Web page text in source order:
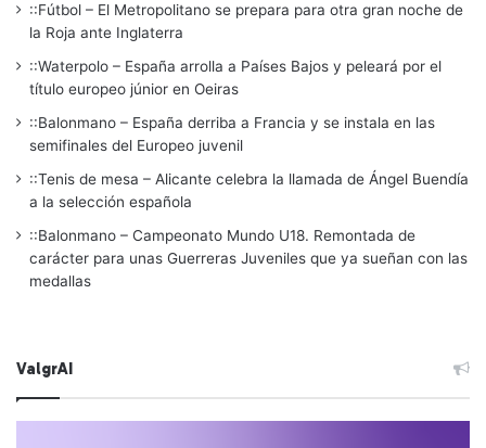
::Fútbol – El Metropolitano se prepara para otra gran noche de
la Roja ante Inglaterra
::Waterpolo – España arrolla a Países Bajos y peleará por el
título europeo júnior en Oeiras
::Balonmano – España derriba a Francia y se instala en las
semifinales del Europeo juvenil
::Tenis de mesa – Alicante celebra la llamada de Ángel Buendía
a la selección española
::Balonmano – Campeonato Mundo U18. Remontada de
carácter para unas Guerreras Juveniles que ya sueñan con las
medallas
ValgrAI